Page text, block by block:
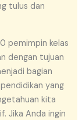
tulus dan
pemimpin kelas
dengan tujuan
bagian
yang
kita
Jika Anda ingin